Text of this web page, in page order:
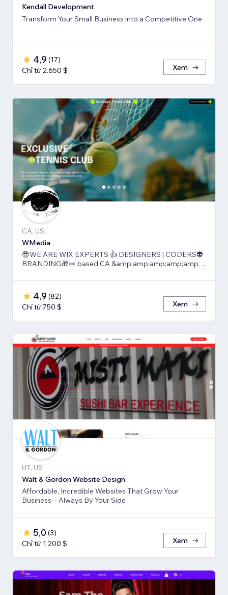
Kendall Development
Transform Your Small Business into a Competitive One
4,9 (17)
Chỉ từ 2.650 $
Xem
CA, US
WMedia
😎WE ARE WIX EXPERTS 👍 DESIGNERS | CODERS👽
BRANDING🎁👀 based CA &amp;amp;amp;amp;amp;
4,9 (82)
Chỉ từ 750 $
Xem
UT, US
Walt & Gordon Website Design
Affordable, Incredible Websites That Grow Your
Business—Always By Your Side
5,0 (3)
Chỉ từ 1.200 $
Xem